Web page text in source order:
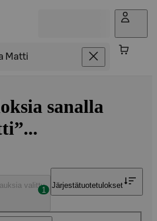
sanalla
valittu
1
Järjestätuotetulokset